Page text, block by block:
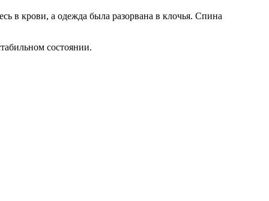
в крови, а одежда была разорвана в клочья. Спина
состоянии.